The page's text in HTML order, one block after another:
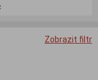
Zobrazit filtr